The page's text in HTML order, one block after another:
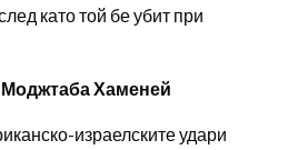
като той бе убит при
Хаменей
израелските удари